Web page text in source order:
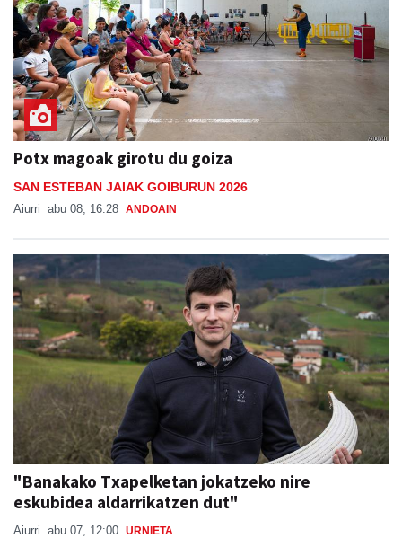
Potx magoak girotu du goiza
SAN ESTEBAN JAIAK GOIBURUN 2026
Aiurri abu 08, 16:28 ANDOAIN
"Banakako Txapelketan jokatzeko nire
eskubidea aldarrikatzen dut"
Aiurri abu 07, 12:00 URNIETA